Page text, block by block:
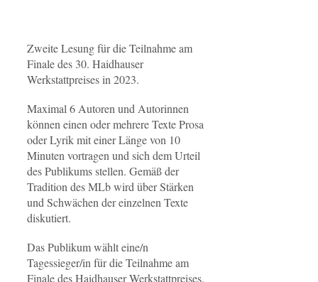
Zweite Lesung für die Teilnahme am
Finale des 30. Haidhauser
Werkstattpreises in 2023.
Maximal 6 Autoren und Autorinnen
können einen oder mehrere Texte Prosa
oder Lyrik mit einer Länge von 10
Minuten vortragen und sich dem Urteil
des Publikums stellen. Gemäß der
Tradition des MLb wird über Stärken
und Schwächen der einzelnen Texte
diskutiert.
Das Publikum wählt eine/n
Tagessieger/in für die Teilnahme am
Finale des Haidhauser Werkstattpreises.